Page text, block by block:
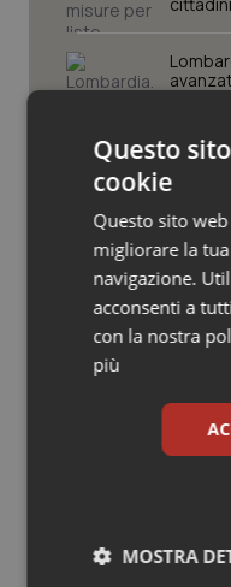
Valle D’Aosta
Oncologia &
Psoriasi & pelle
Quotidiano
Quotidiano
Quotidiano
Quotidiano
Rene &
Al
un hub
Puglia.
Decaro
e conti
Ultime analisi
Questo
cookie
Questo sito
migliorare la
navigazione.
acconsenti a
con la nostra
più
MOSTRA